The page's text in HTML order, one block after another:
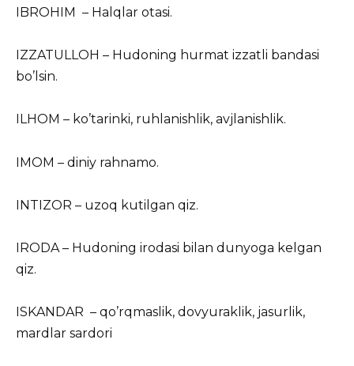
IBROHIM – Halqlar otasi.
IZZATULLOH – Hudoning hurmat izzatli bandasi
bo’lsin.
ILHOM – ko’tarinki, ruhlanishlik, avjlanishlik.
IMOM – diniy rahnamo.
INTIZOR – uzoq kutilgan qiz.
IRODA – Hudoning irodasi bilan dunyoga kelgan
qiz.
ISKANDAR – qo’rqmaslik, dovyuraklik, jasurlik,
mardlar sardori